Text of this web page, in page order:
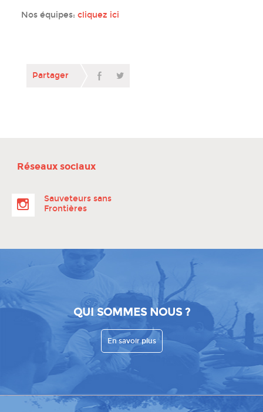
Nos équipes: cliquez ici
Partager
Réseaux sociaux
Sauveteurs sans
Frontières
QUI SOMMES NOUS ?
En savoir plus